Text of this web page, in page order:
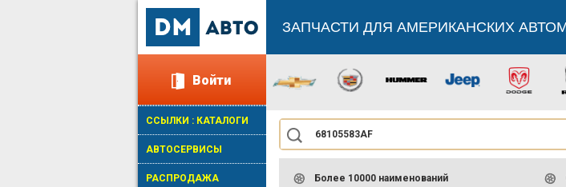
Войти
ССЫЛКИ : КАТАЛОГИ
АВТОСЕРВИСЫ
РАСПРОДАЖА
ЗАПЧАСТИ ДЛЯ АМЕРИКАНСКИХ
Более 10000 наименований